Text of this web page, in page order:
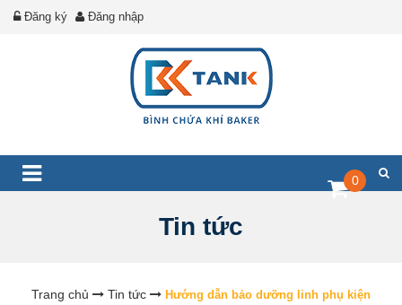
Đăng ký Đăng nhập
0
Tin tức
Trang chủ Tin tức Hướng dẫn bảo dưỡng linh phụ kiện